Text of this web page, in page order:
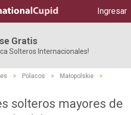
Ingresar
Gratis
Solteros Internacionales!
> Polacos > Małopolskie
>
solteros mayores de